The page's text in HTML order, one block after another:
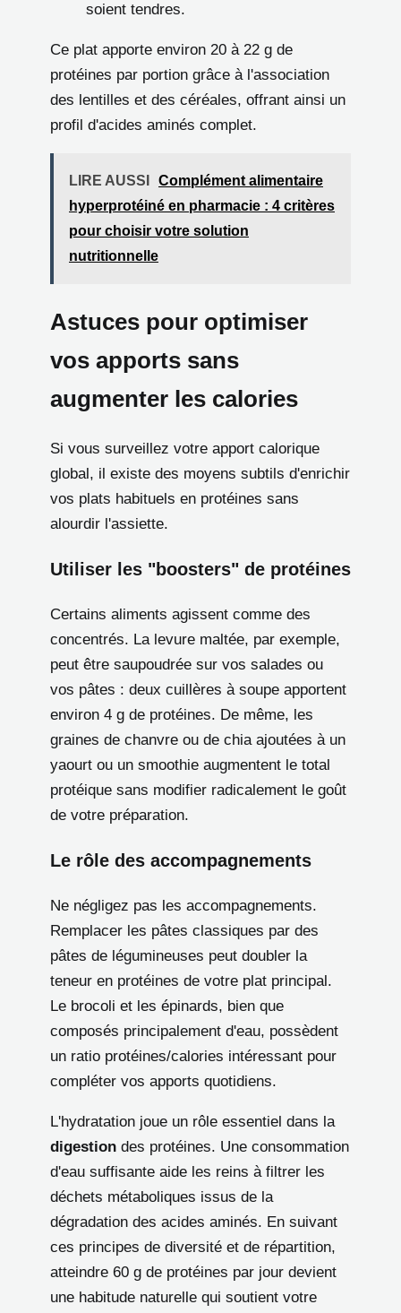
soient tendres.
Ce plat apporte environ 20 à 22 g de
protéines par portion grâce à l'association
des lentilles et des céréales, offrant ainsi un
profil d'acides aminés complet.
LIRE AUSSI
Complément alimentaire
hyperprotéiné en pharmacie : 4 critères
pour choisir votre solution
nutritionnelle
Astuces pour optimiser
vos apports sans
augmenter les calories
Si vous surveillez votre apport calorique
global, il existe des moyens subtils d'enrichir
vos plats habituels en protéines sans
alourdir l'assiette.
Utiliser les "boosters" de protéines
Certains aliments agissent comme des
concentrés. La levure maltée, par exemple,
peut être saupoudrée sur vos salades ou
vos pâtes : deux cuillères à soupe apportent
environ 4 g de protéines. De même, les
graines de chanvre ou de chia ajoutées à un
yaourt ou un smoothie augmentent le total
protéique sans modifier radicalement le goût
de votre préparation.
Le rôle des accompagnements
Ne négligez pas les accompagnements.
Remplacer les pâtes classiques par des
pâtes de légumineuses peut doubler la
teneur en protéines de votre plat principal.
Le brocoli et les épinards, bien que
composés principalement d'eau, possèdent
un ratio protéines/calories intéressant pour
compléter vos apports quotidiens.
L'hydratation joue un rôle essentiel dans la
digestion des protéines. Une consommation
d'eau suffisante aide les reins à filtrer les
déchets métaboliques issus de la
dégradation des acides aminés. En suivant
ces principes de diversité et de répartition,
atteindre 60 g de protéines par jour devient
une habitude naturelle qui soutient votre